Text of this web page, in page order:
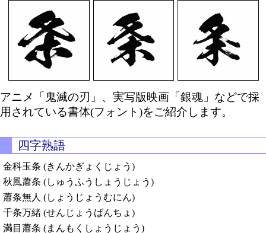
アニメ「鬼滅の刃」、実写版映画「銀魂」などで採
用されている書体(フォント)をご紹介します。
四字熟語
金科玉条 (きんかぎょくじょう)
秋風蕭条 (しゅうふうしょうじょう)
蕭条無人 (しょうじょうむにん)
千条万緒 (せんじょうばんちょ)
満目蕭条 (まんもくしょうじょう)